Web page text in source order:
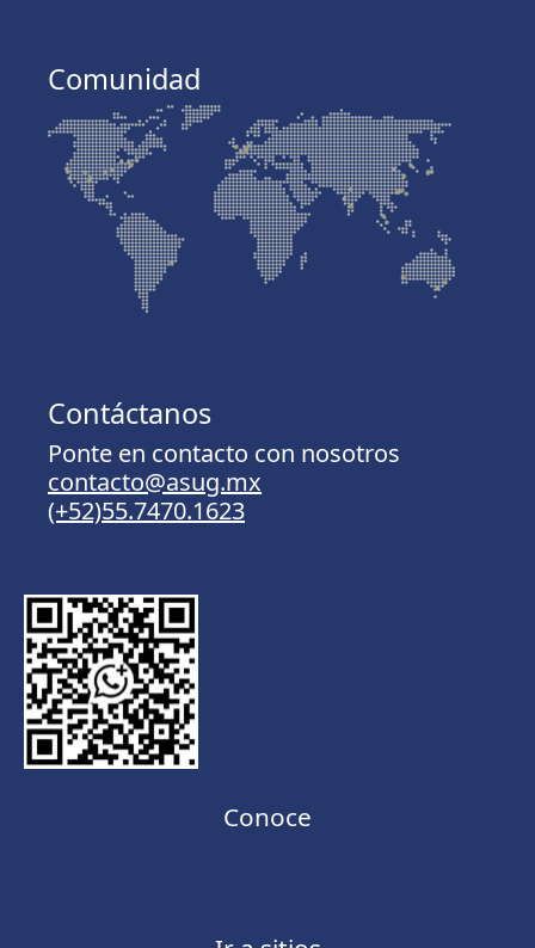
Comunidad
Contáctanos
Ponte en contacto con nosotros
contacto@asug.mx
(+52)55.7470.1623
Conoce